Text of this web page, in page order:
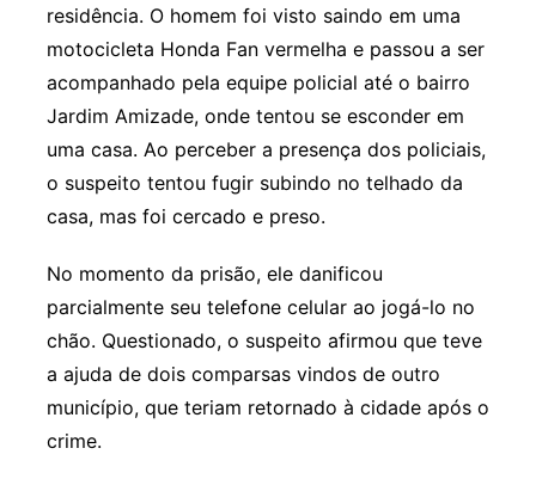
residência. O homem foi visto saindo em uma
motocicleta Honda Fan vermelha e passou a ser
acompanhado pela equipe policial até o bairro
Jardim Amizade, onde tentou se esconder em
uma casa. Ao perceber a presença dos policiais,
o suspeito tentou fugir subindo no telhado da
casa, mas foi cercado e preso.
No momento da prisão, ele danificou
parcialmente seu telefone celular ao jogá-lo no
chão. Questionado, o suspeito afirmou que teve
a ajuda de dois comparsas vindos de outro
município, que teriam retornado à cidade após o
crime.